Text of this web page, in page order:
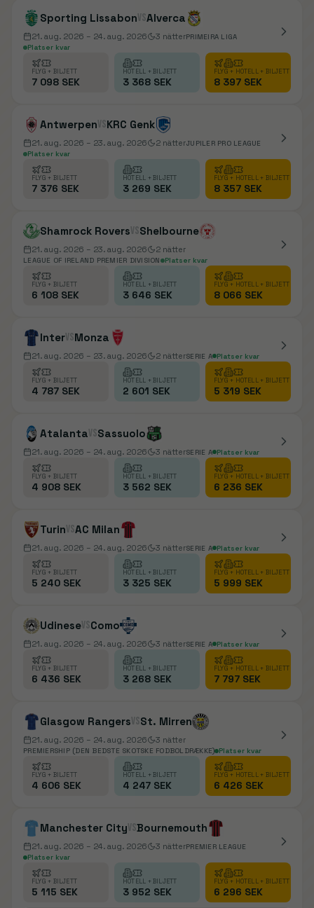
Sporting LissabonvsAlverca
21. aug. 2026 – 24. aug. 2026 3 nätterPRIMEIRA LIGA
Platser kvar
FLYG + BILJETT
7 098 SEK
HOTELL + BILJETT
3 368 SEK
FLYG + HOTELL + BILJETT
8 397 SEK
AntwerpenvsKRC Genk
21. aug. 2026 – 23. aug. 2026 2 nätterJUPILER PRO LEAGUE
Platser kvar
FLYG + BILJETT
7 376 SEK
HOTELL + BILJETT
3 269 SEK
FLYG + HOTELL + BILJETT
8 357 SEK
Shamrock RoversvsShelbourne
21. aug. 2026 – 23. aug. 2026 2 nätter
LEAGUE OF IRELAND PREMIER DIVISION Platser kvar
FLYG + BILJETT
6 108 SEK
HOTELL + BILJETT
3 646 SEK
FLYG + HOTELL + BILJETT
8 066 SEK
IntervsMonza
21. aug. 2026 – 23. aug. 2026 2 nätterSERIE A Platser kvar
FLYG + BILJETT
4 787 SEK
HOTELL + BILJETT
2 601 SEK
FLYG + HOTELL + BILJETT
5 319 SEK
AtalantavsSassuolo
21. aug. 2026 – 24. aug. 2026 3 nätterSERIE A Platser kvar
FLYG + BILJETT
4 908 SEK
HOTELL + BILJETT
3 562 SEK
FLYG + HOTELL + BILJETT
6 236 SEK
TurinvsAC Milan
21. aug. 2026 – 24. aug. 2026 3 nätterSERIE A Platser kvar
FLYG + BILJETT
5 240 SEK
HOTELL + BILJETT
3 325 SEK
FLYG + HOTELL + BILJETT
5 999 SEK
UdinesevsComo
21. aug. 2026 – 24. aug. 2026 3 nätterSERIE A Platser kvar
FLYG + BILJETT
6 436 SEK
HOTELL + BILJETT
3 268 SEK
FLYG + HOTELL + BILJETT
7 797 SEK
Glasgow RangersvsSt. Mirren
21. aug. 2026 – 24. aug. 2026 3 nätter
PREMIERSHIP (DEN BEDSTE SKOTSKE FODBOLDRÆKKE) Platser kvar
FLYG + BILJETT
4 606 SEK
HOTELL + BILJETT
4 247 SEK
FLYG + HOTELL + BILJETT
6 426 SEK
Manchester CityvsBournemouth
21. aug. 2026 – 24. aug. 2026 3 nätterPREMIER LEAGUE
Platser kvar
FLYG + BILJETT
5 115 SEK
HOTELL + BILJETT
3 952 SEK
FLYG + HOTELL + BILJETT
6 296 SEK